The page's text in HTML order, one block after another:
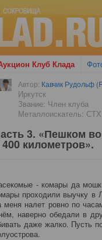
Клуб Клада
Автор: Кавчик Рудольф
Иркутск
Звание: Член клуба
Металлоискатель:
3. «Пешком
километров».
- комары да
проходили выучку
меня налет ровно по
наверно обедали в
даже жалко. Пусть